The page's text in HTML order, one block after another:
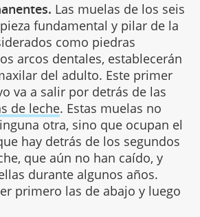
Las muelas de los seis
fundamental y pilar de la
como piedras
arcos dentales, establecerán
del adulto. Este primer
va a salir por detrás de las
de leche. Estas muelas no
otra, sino que ocupan el
hay detrás de los segundos
que aún no han caído, y
durante algunos años.
primero las de abajo y luego